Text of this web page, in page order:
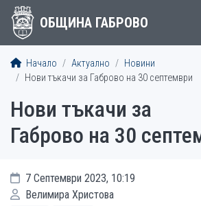
ОБЩИНА ГАБРОВО
Начало Актуално
Новини
Нови тъкачи за Габрово на 30 септември
Нови тъкачи за
Габрово на 30
7 Септември 2023, 10:19
Велимира Христова